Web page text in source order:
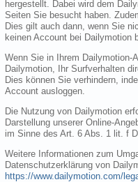
hergestellt. Dabei wird dem
Seiten Sie besucht haben.
Dies gilt auch dann, wenn Sie
keinen Account bei Dailymotion
Wenn Sie in Ihrem Dailymotion-
Dailymotion, Ihr Surfverhalten
Dies können Sie verhindern,
Account ausloggen.
Die Nutzung von Dailymotion
Darstellung unserer Online-
im Sinne des Art. 6 Abs. 1 lit. f
Weitere Informationen zum
Datenschutzerklärung von
https://www.dailymotion.com/